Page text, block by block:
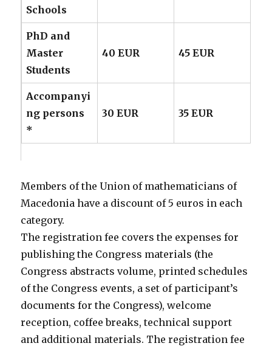
Schools
PhD and
Master
Students
40 EUR 45 EUR
Accompanyi
ng persons
*
30 EUR 35 EUR
Members of the Union of mathematicians of
Macedonia have a discount of 5 euros in each
category.
The registration fee covers the expenses for
publishing the Congress materials (the
Congress abstracts volume, printed schedules
of the Congress events, a set of participant’s
documents for the Congress), welcome
reception, coffee breaks, technical support
and additional materials. The registration fee